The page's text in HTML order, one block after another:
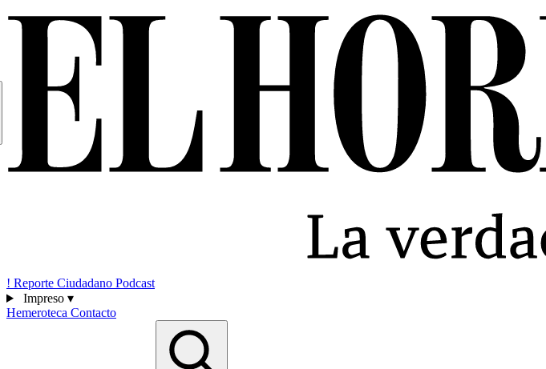
! Reporte Ciudadano Podcast
Impreso ▾
Hemeroteca Contacto